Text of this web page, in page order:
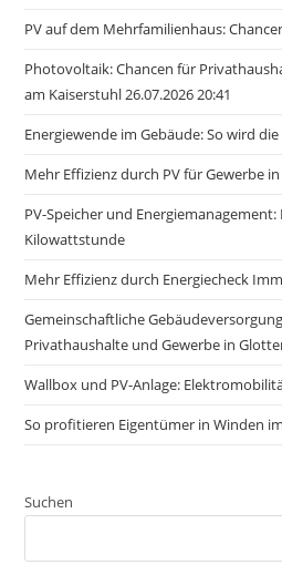
PV auf dem Mehrfamilienhaus:
Photovoltaik: Chancen für
am Kaiserstuhl 26.07.2026 20:41
Energiewende im Gebäude: So wird
Mehr Effizienz durch PV für Gewerbe
PV-Speicher und
Kilowattstunde
Mehr Effizienz durch Energiecheck
Gemeinschaftliche
Privathaushalte und Gewerbe in
Wallbox und PV-Anlage:
So profitieren Eigentümer in Winden
Suchen